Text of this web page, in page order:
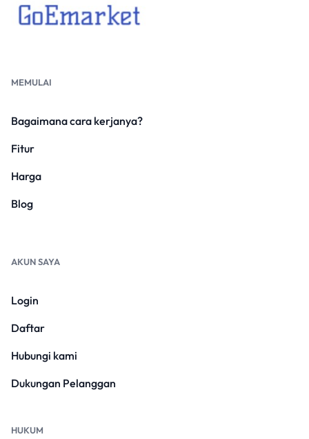
MEMULAI
Bagaimana cara kerjanya?
Fitur
Harga
Blog
AKUN SAYA
Login
Daftar
Hubungi kami
Dukungan Pelanggan
HUKUM